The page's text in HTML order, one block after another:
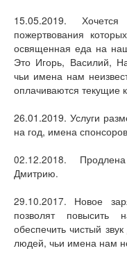
15.05.2019.
пожертвования
освященная еда на
Это Игорь, Василий,
чьи имена нам
оплачиваются
26.01.2019. Услуги
на год, имена
02.12.2018.
Дмитрию.
29.10.2017. Новое
позволят повысить
обеспечить чистый
людей, чьи имена нам